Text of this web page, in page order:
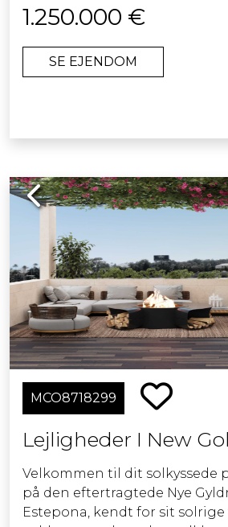
1.250.000 €
SE EJENDOM
Previous
MCO8718299
Lejligheder I New
Velkommen til dit solkyssede
på den eftertragtede Nye
Estepona, kendt for sit solrige